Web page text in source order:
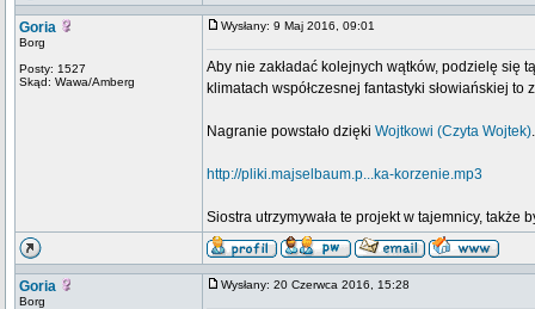
Goria
Borg
Posty: 1527
Skąd: Wawa/Amberg
Wysłany: 9 Maj 2016, 09:01
Aby nie zakładać kolejnych wątków, podzielę się
klimatach współczesnej fantastyki słowiańskiej to
Nagranie powstało dzięki Wojtkowi (Czyta Wojtek).
http://pliki.majselbaum.p...ka-korzenie.mp3
Siostra utrzymywała te projekt w tajemnicy, także
Goria
Borg
Wysłany: 20 Czerwca 2016, 15:28